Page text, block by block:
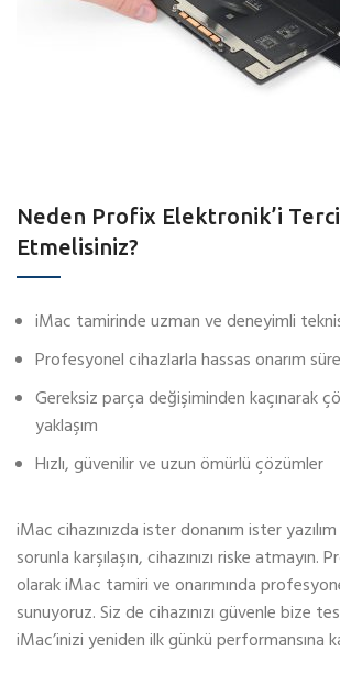
Neden Profix Elektronik’i
Etmelisiniz?
iMac tamirinde uzman ve deneyimli
Profesyonel cihazlarla hassas onarım
Gereksiz parça değişiminden kaçınarak
yaklaşım
Hızlı, güvenilir ve uzun ömürlü çözümler
iMac cihazınızda ister donanım ister
sorunla karşılaşın, cihazınızı riske atmayın.
olarak iMac tamiri ve onarımında
sunuyoruz. Siz de cihazınızı güvenle bize
iMac’inizi yeniden ilk günkü performansına